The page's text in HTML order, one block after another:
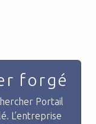
forgé
Portail
L’entreprise